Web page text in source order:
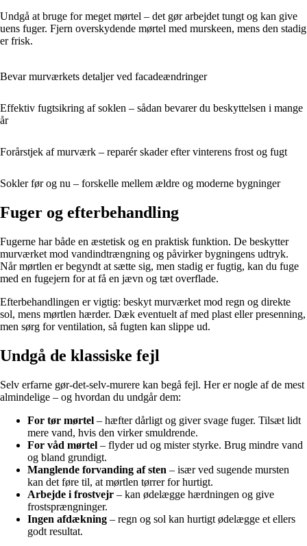
Undgå at bruge for meget mørtel – det gør arbejdet tungt og kan give
uens fuger. Fjern overskydende mørtel med murskeen, mens den stadig
er frisk.
Bevar murværkets detaljer ved facadeændringer
Effektiv fugtsikring af soklen – sådan bevarer du beskyttelsen i mange
år
Forårstjek af murværk – reparér skader efter vinterens frost og fugt
Sokler før og nu – forskelle mellem ældre og moderne bygninger
Fuger og efterbehandling
Fugerne har både en æstetisk og en praktisk funktion. De beskytter
murværket mod vandindtrængning og påvirker bygningens udtryk.
Når mørtlen er begyndt at sætte sig, men stadig er fugtig, kan du fuge
med en fugejern for at få en jævn og tæt overflade.
Efterbehandlingen er vigtig: beskyt murværket mod regn og direkte
sol, mens mørtlen hærder. Dæk eventuelt af med plast eller presenning,
men sørg for ventilation, så fugten kan slippe ud.
Undgå de klassiske fejl
Selv erfarne gør-det-selv-murere kan begå fejl. Her er nogle af de mest
almindelige – og hvordan du undgår dem:
For tør mørtel – hæfter dårligt og giver svage fuger. Tilsæt lidt
mere vand, hvis den virker smuldrende.
For våd mørtel – flyder ud og mister styrke. Brug mindre vand
og bland grundigt.
Manglende forvanding af sten – især ved sugende mursten
kan det føre til, at mørtlen tørrer for hurtigt.
Arbejde i frostvejr – kan ødelægge hærdningen og give
frostsprængninger.
Ingen afdækning – regn og sol kan hurtigt ødelægge et ellers
godt resultat.